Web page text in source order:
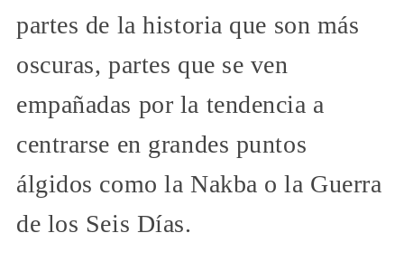
partes de la historia que son más
oscuras, partes que se ven
empañadas por la tendencia a
centrarse en grandes puntos
álgidos como la Nakba o la Guerra
de los Seis Días.